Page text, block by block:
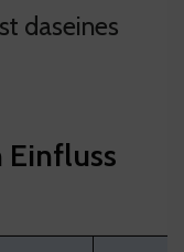
daseines
Einfluss